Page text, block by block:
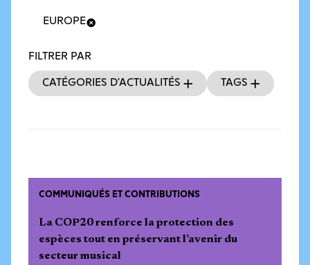
FILTRER PAR
Catégories d’actualités Tags
EUROPE
COMMUNIQUÉS ET CONTRIBUTIONS
La COP20 renforce la protection des
espèces tout en préservant l’avenir du
secteur musical